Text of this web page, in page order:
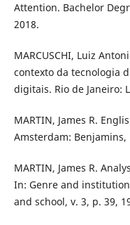
Attention. Bachelor
2018.
MARCUSCHI, Luiz
contexto da tecnologia
digitais. Rio de Janeiro:
MARTIN, James R.
Amsterdam: Benjamins,
MARTIN, James R.
In: Genre and
and school, v. 3, p. 39,